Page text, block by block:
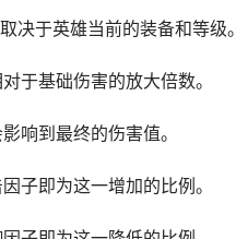
决于英雄当前的装备和等级。
于基础伤害的放大倍数。
响到最终的伤害值。
子即为这一增加的比例。